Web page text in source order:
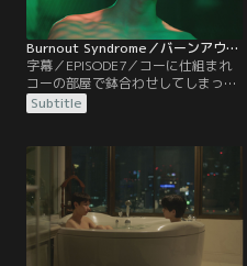
Burnout Syndrome／バーンアウト・シンドローム 第07話／字幕
字幕／EPISODE7／コーに仕組まれ
コーの部屋で鉢合わせしてしまった
ピームとジラ。ジラはピームに何と
か弁明しようとするが、ピームの怒
しまう。ピームの友達マーウィンか
らレイジルームに行くという情報を
手に入れたジラは、ピームを追いか
けそこに向かうが…。
Subtitle